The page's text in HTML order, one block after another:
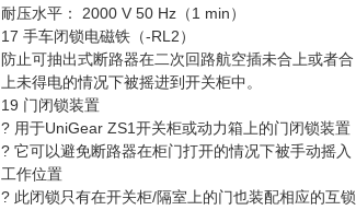
耐压水平： 2000 V 50 Hz（1 min）
17 手车闭锁电磁铁（-RL2）
防止可抽出式断路器在二次回路航空插未合上或者合
上未得电的情况下被摇进到开关柜中。
19 门闭锁装置
? 用于UniGear ZS1开关柜或动力箱上的门闭锁装置
? 它可以避免断路器在柜门打开的情况下被手动摇入
工作位置
? 此闭锁只有在开关柜/隔室上的门也装配相应的互锁